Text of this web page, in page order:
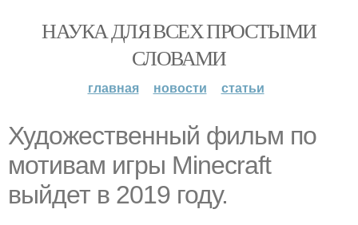
НАУКА ДЛЯ ВСЕХ ПРОСТЫМИ
СЛОВАМИ
главная новости статьи
Художественный фильм по
мотивам игры Minecraft
выйдет в 2019 году.